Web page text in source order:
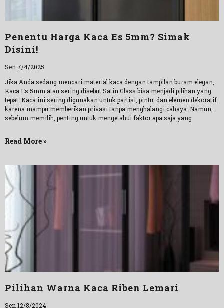
Penentu Harga Kaca Es 5mm? Simak
Disini!
Sen 7/4/2025
Jika Anda sedang mencari material kaca dengan tampilan buram elegan,
Kaca Es 5mm atau sering disebut Satin Glass bisa menjadi pilihan yang
tepat. Kaca ini sering digunakan untuk partisi, pintu, dan elemen dekoratif
karena mampu memberikan privasi tanpa menghalangi cahaya. Namun,
sebelum memilih, penting untuk mengetahui faktor apa saja yang
Read More »
Pilihan Warna Kaca Riben Lemari
Sen 12/8/2024